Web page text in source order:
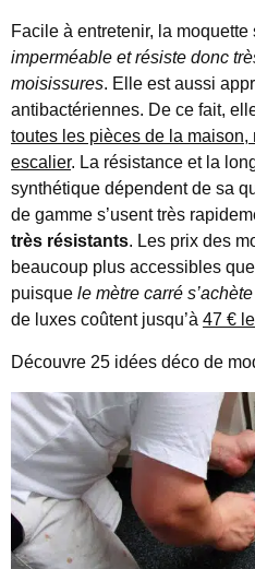
Facile à entretenir, la
imperméable et résiste donc
moisissures. Elle est aussi
antibactériennes. De ce fait,
toutes les pièces de la maison,
escalier. La résistance et la
synthétique dépendent de sa
de gamme s’usent très
très résistants. Les prix des
beaucoup plus accessibles
puisque le mètre carré
de luxes coûtent jusqu’à 47 €
Découvre 25 idées déco de